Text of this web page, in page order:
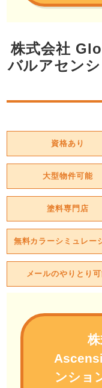
株式会社
バルアセン
資格あり
大型物件可能
塗料専門店
無料カラーシミュレー
メールのやりとり
ンショ